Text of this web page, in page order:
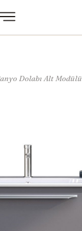
Dolabı Alt Modülü